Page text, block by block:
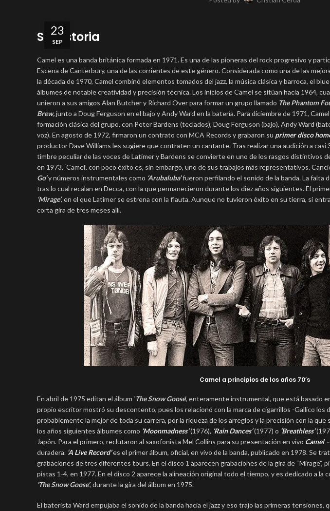
23
SEP
Su historia
Camel es una banda británica formada en 1971. Es una de las pioneras del rock progresivo y
Escena de Canterbury, una de las corrientes de este género. Considerada como una de las
la década de 1970, Camel combinó elementos tomados del jazz, la música clásica y barroca, el
álbumes de notable creatividad y precisión técnica. Los inicios de Camel se sitúan hacia 1964,
unieron a sus amigos Alan Butcher y Richard Over para formar un grupo llamado The Phantom
Brew,junto a Doug Ferguson en el bajo y Andy Ward en la batería. Para diciembre de 1971,
formación clásica del grupo, con Peter Bardens (teclados), Doug Ferguson (bajo), Andy Ward
voz). En agosto de 1972, firmaron un contrato con MCA Records y grabaron su primer disco
productor Dave Williams les sugiere que contraten un cantante. Tras realizar una audición a casi
timbre peculiar de las voces de Latimer y Bardens se convierte en uno de los rasgos distintivos
en 1973, ‘Camel’, con poco éxito es, sin embargo, uno de sus trabajos más representativos.
Go’y números instrumentales como ‘Arubaluba’fueron perfilando el sonido de la banda. La falta
tras lo cual recalan en Decca, con la que permanecieron durante los diez años siguientes. El
‘Mirage’, en el que Latimer se estrena con la flauta. Aunque no tuvieron éxito en su tierra, sí
corta gira de tres meses allí.
Camel a principios de los años 70’s
En abril de 1975 editan el álbum ‘The Snow Goose‘, enteramente instrumental, que está basado
propio escritor mostró su descontento, pues los relacionó con la marca de cigarrillos -Gallico los
probablemente la mejor de toda su carrera, por la riqueza de los arreglos y la precisión con la
los años siguientes álbumes como ‘Moonmadness’(1976), ‘Rain Dances‘(1977) o ‘Breathless’
Japón. Para el primero, reclutaron al saxofonista Mel Collins para su presentación en vivo Camel
duradera. ‘A Live Record’es el primer álbum, oficial, en vivo de la banda, publicado en 1978. Se
grabaciones de tres diferentes tours. En el disco 1 aparecen grabaciones de la gira de “Mirage”,
pistas 1-4, en 1977. En el disco 2 aparece la alineación original todo el tiempo, y es dedicado a
‘The Snow Goose’, durante la gira del álbum en 1975.
El baterista Ward empujaba el sonido de la banda hacia el jazz y eso trajo las primeras tensiones,